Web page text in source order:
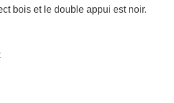
bois et le double appui est noir.